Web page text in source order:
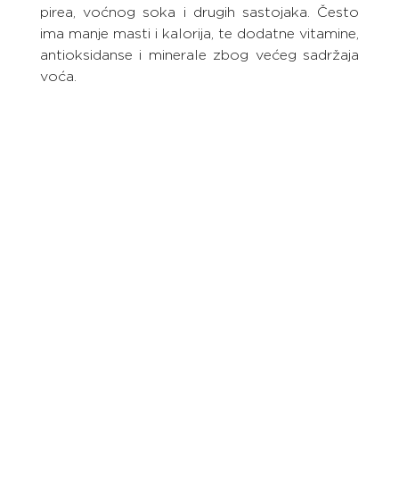
pirea, voćnog soka i drugih sastojaka. Često
ima manje masti i kalorija, te dodatne vitamine,
antioksidanse i minerale zbog većeg sadržaja
voća.